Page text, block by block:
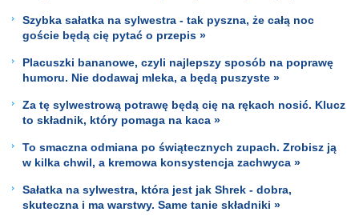
Szybka sałatka na sylwestra - tak pyszna, że całą noc
goście będą cię pytać o przepis »
Placuszki bananowe, czyli najlepszy sposób na poprawę
humoru. Nie dodawaj mleka, a będą puszyste »
Za tę sylwestrową potrawę będą cię na rękach nosić. Klucz
to składnik, który pomaga na kaca »
To smaczna odmiana po świątecznych zupach. Zrobisz ją
w kilka chwil, a kremowa konsystencja zachwyca »
Sałatka na sylwestra, która jest jak Shrek - dobra,
skuteczna i ma warstwy. Same tanie składniki »